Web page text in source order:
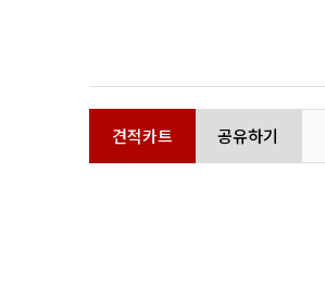
견적카트 공유하기